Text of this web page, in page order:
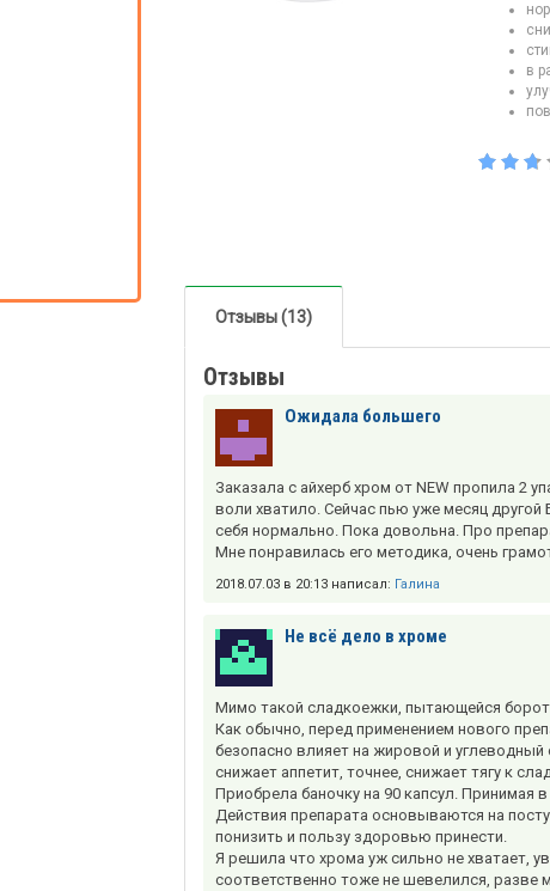
в
Отзывы (13)
Отзывы
Ожидала большего
Заказала с айхерб хром от NEW пропила 2
воли хватило. Сейчас пью уже месяц
себя нормально. Пока довольна. Про
Мне понравилась его методика, очень
2018.07.03 в 20:13 написал: Галина
Не всё дело в хроме
Мимо такой сладкоежки, пытающейся
Как обычно, перед применением нового
безопасно влияет на жировой и
снижает аппетит, точнее, снижает тягу к
Приобрела баночку на 90 капсул. Принимая
Действия препарата основываются на
понизить и пользу здоровью принести.
Я решила что хрома уж сильно не хватает,
соответственно тоже не шевелился, разве